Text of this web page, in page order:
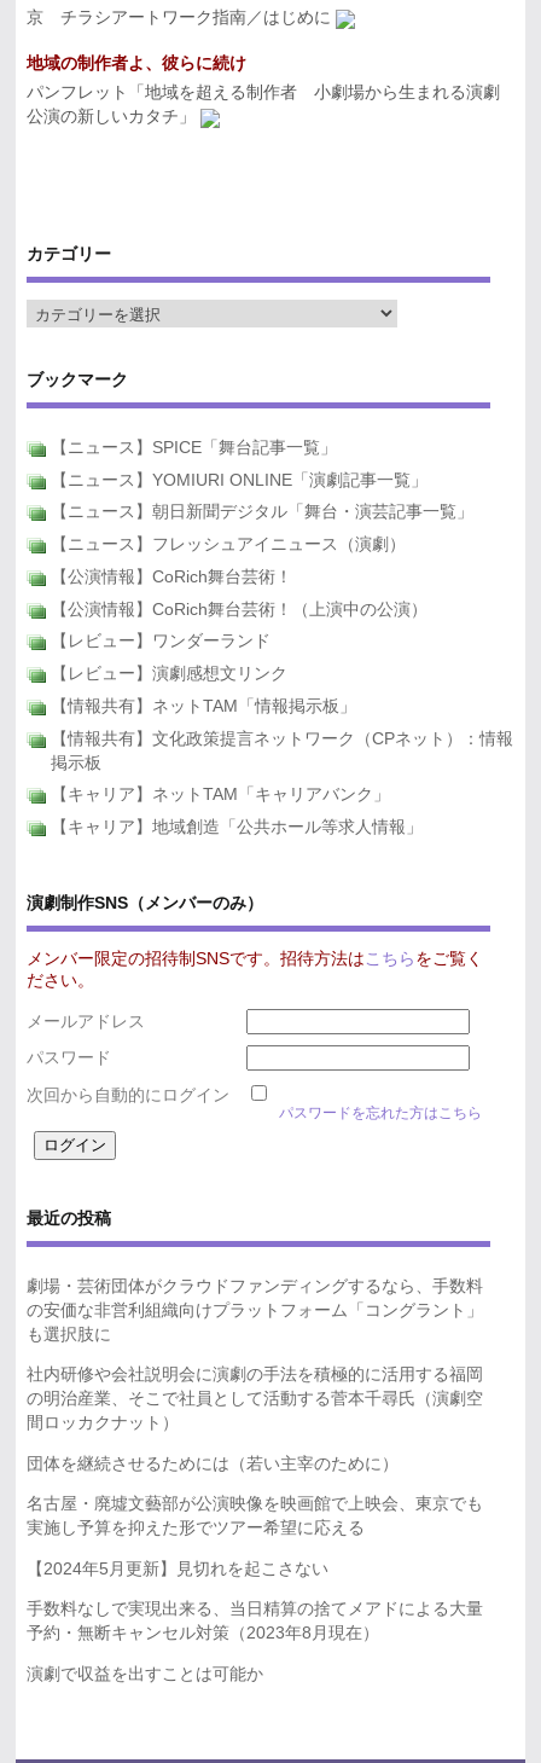
京 チラシアートワーク指南／はじめに
地域の制作者よ、彼らに続け
パンフレット「地域を超える制作者 小劇場から生まれる演劇
公演の新しいカタチ」
カテゴリー
ブックマーク
【ニュース】SPICE「舞台記事一覧」
【ニュース】YOMIURI ONLINE「演劇記事一覧」
【ニュース】朝日新聞デジタル「舞台・演芸記事一覧」
【ニュース】フレッシュアイニュース（演劇）
【公演情報】CoRich舞台芸術！
【公演情報】CoRich舞台芸術！（上演中の公演）
【レビュー】ワンダーランド
【レビュー】演劇感想文リンク
【情報共有】ネットTAM「情報掲示板」
【情報共有】文化政策提言ネットワーク（CPネット）：情報
掲示板
【キャリア】ネットTAM「キャリアバンク」
【キャリア】地域創造「公共ホール等求人情報」
演劇制作SNS（メンバーのみ）
メンバー限定の招待制SNSです。招待方法は こちら をご覧く
ださい。
メールアドレス
パスワード
次回から自動的にログイン
パスワードを忘れた方はこちら
最近の投稿
劇場・芸術団体がクラウドファンディングするなら、手数料
の安価な非営利組織向けプラットフォーム「コングラント」
も選択肢に
社内研修や会社説明会に演劇の手法を積極的に活用する福岡
の明治産業、そこで社員として活動する菅本千尋氏（演劇空
間ロッカクナット）
団体を継続させるためには（若い主宰のために）
名古屋・廃墟文藝部が公演映像を映画館で上映会、東京でも
実施し予算を抑えた形でツアー希望に応える
【2024年5月更新】見切れを起こさない
手数料なしで実現出来る、当日精算の捨てメアドによる大量
予約・無断キャンセル対策（2023年8月現在）
演劇で収益を出すことは可能か